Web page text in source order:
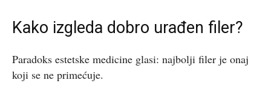
Kako izgleda dobro urađen filer?
Paradoks estetske medicine glasi: najbolji filer je onaj
koji se ne primećuje.